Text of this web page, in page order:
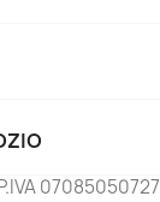
07085050727